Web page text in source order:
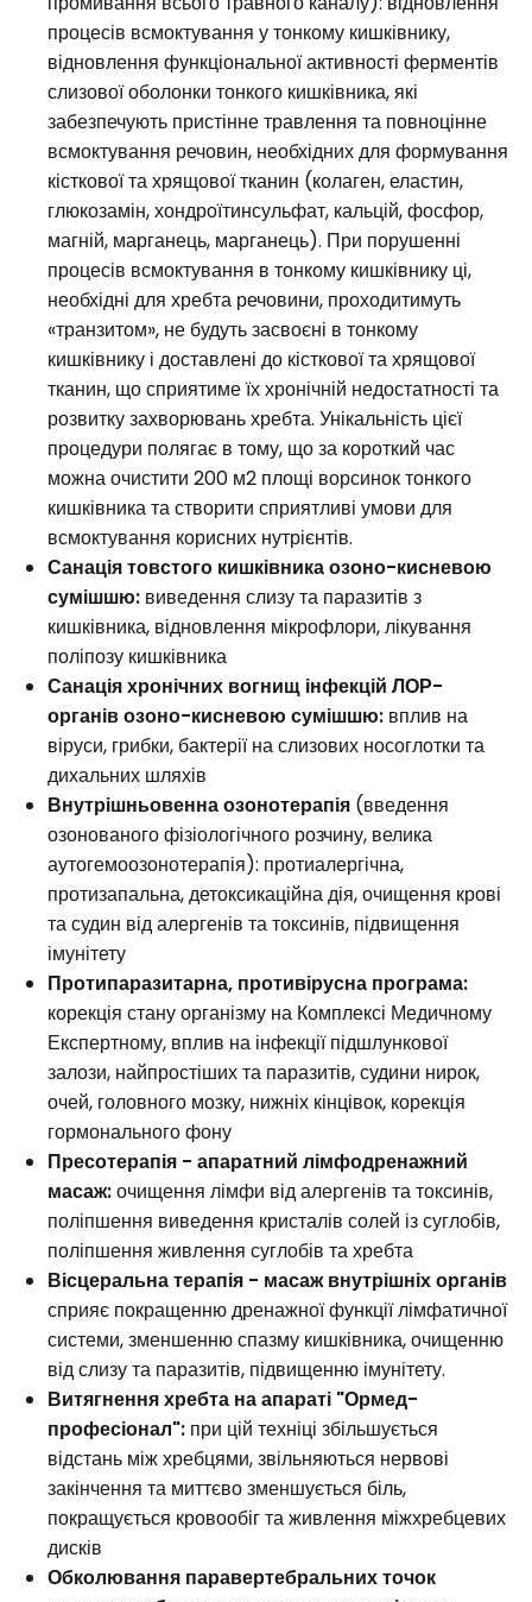
процесів всмоктування у тонкому кишківнику,
відновлення функціональної активності ферментів
слизової оболонки тонкого кишківника, які
забезпечують пристінне травлення та повноцінне
всмоктування речовин, необхідних для формування
кісткової та хрящової тканин (колаген, еластин,
глюкозамін, хондроїтинсульфат, кальцій, фосфор,
магній, марганець, марганець). При порушенні
процесів всмоктування в тонкому кишківнику ці,
необхідні для хребта речовини, проходитимуть
«транзитом», не будуть засвоєні в тонкому
кишківнику і доставлені до кісткової та хрящової
тканин, що сприятиме їх хронічній недостатності та
розвитку захворювань хребта. Унікальність цієї
процедури полягає в тому, що за короткий час
можна очистити 200 м2 площі ворсинок тонкого
кишківника та створити сприятливі умови для
всмоктування корисних нутрієнтів.
Санація товстого кишківника озоно-кисневою
сумішшю: виведення слизу та паразитів з
кишківника, відновлення мікрофлори, лікування
поліпозу кишківника
Санація хронічних вогнищ інфекцій ЛОР-
органів озоно-кисневою сумішшю: вплив на
віруси, грибки, бактерії на слизових носоглотки та
дихальних шляхів
Внутрішньовенна озонотерапія (введення
озонованого фізіологічного розчину, велика
аутогемоозонотерапія): протиалергічна,
протизапальна, детоксикаційна дія, очищення крові
та судин від алергенів та токсинів, підвищення
імунітету
Протипаразитарна, противірусна програма:
корекція стану організму на Комплексі Медичному
Експертному, вплив на інфекції підшлункової
залози, найпростіших та паразитів, судини нирок,
очей, головного мозку, нижніх кінцівок, корекція
гормонального фону
Пресотерапія - апаратний лімфодренажний
масаж:очищення лімфи від алергенів та токсинів,
поліпшення виведення кристалів солей із суглобів,
поліпшення живлення суглобів та хребта
Вісцеральна терапія - масаж внутрішніх органів
сприяє покращенню дренажної функції лімфатичної
системи, зменшенню спазму кишківника, очищенню
від слизу та паразитів, підвищенню імунітету.
Витягнення хребта на апараті "Ормед-
професіонал": при цій техніці збільшується
відстань між хребцями, звільняються нервові
закінчення та миттєво зменшується біль,
покращується кровообіг та живлення міжхребцевих
дисків
Обколювання паравертебральних точок